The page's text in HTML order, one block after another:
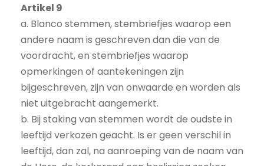
Artikel 9
a. Blanco stemmen, stembriefjes waarop een
andere naam is geschreven dan die van de
voordracht, en stembriefjes waarop
opmerkingen of aantekeningen zijn
bijgeschreven, zijn van onwaarde en worden als
niet uitgebracht aangemerkt.
b. Bij staking van stemmen wordt de oudste in
leeftijd verkozen geacht. Is er geen verschil in
leeftijd, dan zal, na aanroeping van de naam van